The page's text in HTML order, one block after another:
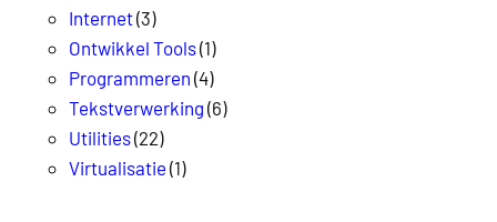
Internet(3)
Ontwikkel Tools(1)
Programmeren (4)
Tekstverwerking (6)
Utilities(22)
Virtualisatie (1)